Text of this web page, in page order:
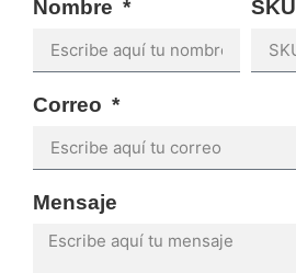
Nombre SKU
Correo
Mensaje